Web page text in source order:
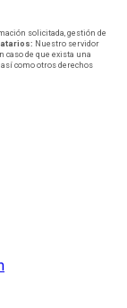
solicitada, gestión de
Nuestro servidor
caso de que exista una
como otros derechos